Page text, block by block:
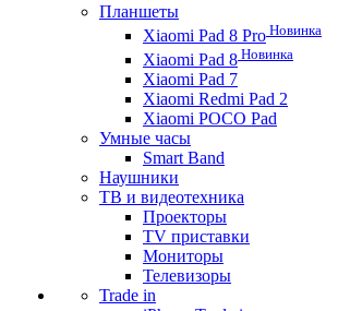
Планшеты
Xiaomi Pad 8 Pro Новинка
Xiaomi Pad 8 Новинка
Xiaomi Pad 7
Xiaomi Redmi Pad 2
Xiaomi POCO Pad
Умные часы
Smart Band
Наушники
ТВ и видеотехника
Проекторы
TV приставки
Мониторы
Телевизоры
Trade in